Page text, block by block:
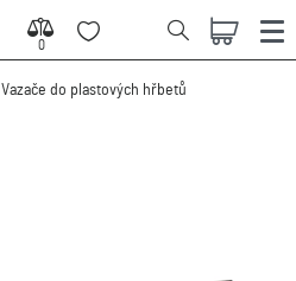
0
0
Vazače do plastových hřbetů